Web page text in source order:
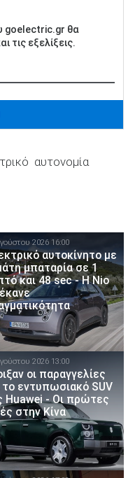
goelectric.gr θα
τις εξελίξεις.
αυτονομία
2026 16:00
αυτοκίνητο με
μπαταρία σε 1
και 48 sec - Η Nio
2026 13:00
οι παραγγελίες
το εντυπωσιακό SUV
Huawei - Οι πρώτες
στην Κίνα